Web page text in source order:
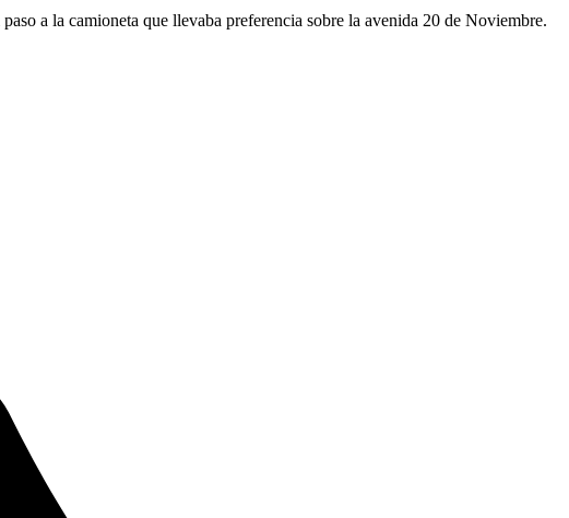
a la camioneta que llevaba preferencia sobre la avenida 20 de Noviembre.